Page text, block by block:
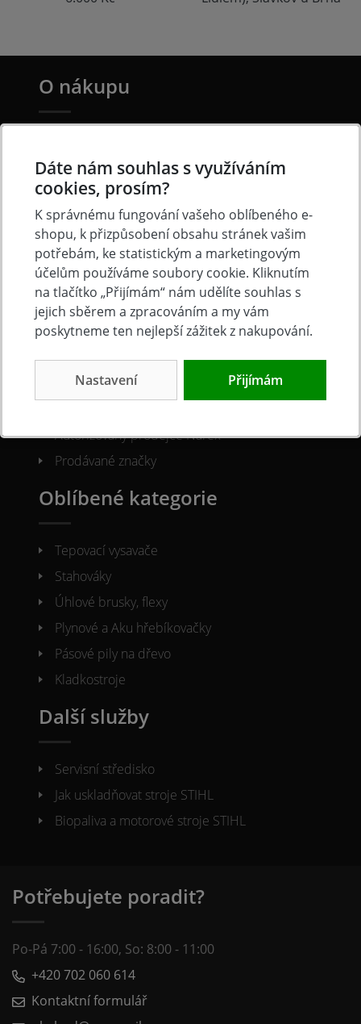
O nákupu
Často kladené otázky
Obchodní podmínky
Reklamacni řád
Ochrana osobních údajů
Cookies
O společnosti
Kontakty
O nás
Autorizovaný prodejce Narex
Prodávané značky
Oblíbené kategorie
Tepovací vysavače
Stahováky
Úhlové brusky, flexy
Plynové a Aku hřebíkovačky
Pásové pily na dřevo
Kladkostroje
Další služby
Servisní středisko
Jak uskladňovat stroje STIHL
Biopaliva a motorové stroje STIHL
Potřebujete poradit?
Po-Pá 7:00 - 16:00, So: 8:00 - 11:00
+420 702 060 614
Kontaktní formulář
Dáte nám souhlas s využíváním
cookies, prosím?
K správnému fungování vašeho oblíbeného e-
shopu, k přizpůsobení obsahu stránek vašim
potřebám, ke statistickým a marketingovým
účelům používáme soubory cookie. Kliknutím
na tlačítko „Přijímám“ nám udělíte souhlas s
jejich sběrem a zpracováním a my vám
poskytneme ten nejlepší zážitek z nakupování.
Nastavení Přijímám